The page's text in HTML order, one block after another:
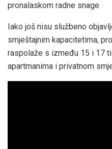
pronalaskom radne snage.
Iako još nisu službeno
smještajnim kapacitetima,
raspolaže s između 15 i 17
apartmanima i privatnom